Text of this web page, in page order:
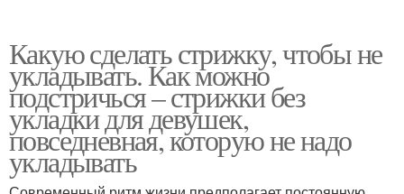
Какую сделать стрижку, чтобы не
укладывать. Как можно
подстричься – стрижки без
укладки для девушек,
повседневная, которую не надо
укладывать